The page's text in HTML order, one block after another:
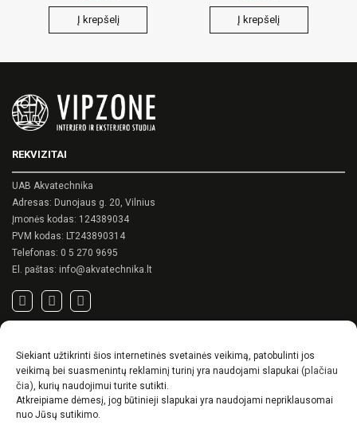
Siekiant užtikrinti šios internetinės svetainės veikimą, patobulinti jos
veikimą bei suasmenintų reklaminį turinį yra naudojami slapukai (plačiau
čia), kurių naudojimui turite sutikti.
Atkreipiame dėmesį, jog būtinieji slapukai yra naudojami nepriklausomai
nuo Jūsų sutikimo.
Į krepšelį Į krepšelį
REKVIZITAI
UAB Akvatechnika
Adresas: Dunojaus g. 20, Vilnius
Įmonės kodas: 124389034
PVM kodas: LT243890314
Telefonas: 0 5 270 9695
El. paštas: info@akvatechnika.lt
Privatumo politika
Pirkimo sąlygos
Prekių pristatymo / grąžinimo sąlygos